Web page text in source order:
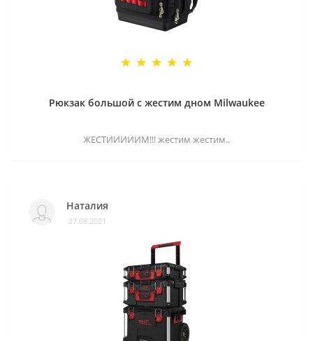
Рюкзак большой с жестим дном Milwaukee
ЖЕСТИИИИИМ!!! жестим жестим..
Наталия
27.08.2021